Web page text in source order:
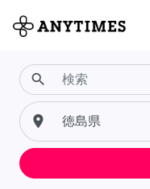
search
place